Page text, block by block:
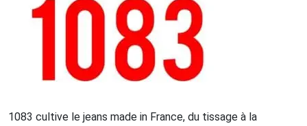
1083 cultive le jeans made in France, du tissage à la